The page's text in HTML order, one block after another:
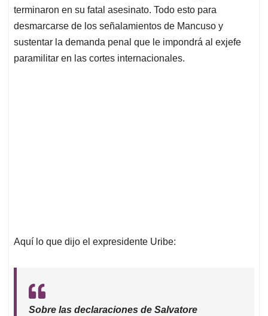
terminaron en su fatal asesinato. Todo esto para
desmarcarse de los señalamientos de Mancuso y
sustentar la demanda penal que le impondrá al exjefe
paramilitar en las cortes internacionales.
Aquí lo que dijo el expresidente Uribe:
Sobre las declaraciones de Salvatore